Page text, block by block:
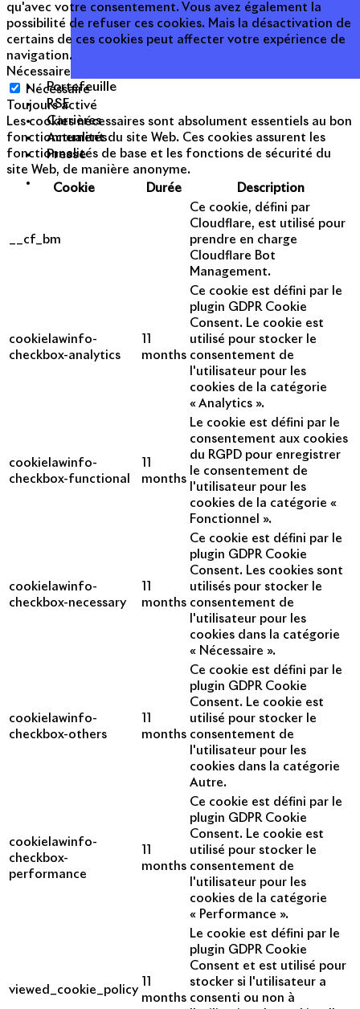
Portefeuille
RSE
Carrières
Actualités
Presse
qu'avec votre consentement. Vous avez également la
possibilité de refuser ces cookies. Mais la désactivation de
certains de ces cookies peut affecter votre expérience de
navigation.
Nécessaire
Nécessaire
Toujours activé
Les cookies nécessaires sont absolument essentiels au bon
fonctionnement du site Web. Ces cookies assurent les
fonctionnalités de base et les fonctions de sécurité du
site Web, de manière anonyme.
Cookie
Durée Description
__cf_bm
Ce cookie, défini par
Cloudflare, est utilisé pour
prendre en charge
Cloudflare Bot
Management.
cookielawinfo-
checkbox-analytics
months
Ce cookie est défini par le
plugin GDPR Cookie
Consent. Le cookie est
utilisé pour stocker le
consentement de
l'utilisateur pour les
cookies de la catégorie
« Analytics ».
cookielawinfo-
checkbox-functional
months
Le cookie est défini par le
consentement aux cookies
du RGPD pour enregistrer
le consentement de
l'utilisateur pour les
cookies de la catégorie «
Fonctionnel ».
cookielawinfo-
checkbox-necessary
months
Ce cookie est défini par le
plugin GDPR Cookie
Consent. Les cookies sont
utilisés pour stocker le
consentement de
l'utilisateur pour les
cookies dans la catégorie
« Nécessaire ».
cookielawinfo-
checkbox-others
months
Ce cookie est défini par le
plugin GDPR Cookie
Consent. Le cookie est
utilisé pour stocker le
consentement de
l'utilisateur pour les
cookies dans la catégorie
Autre.
cookielawinfo-
checkbox-
performance
months
Ce cookie est défini par le
plugin GDPR Cookie
Consent. Le cookie est
utilisé pour stocker le
consentement de
l'utilisateur pour les
cookies de la catégorie
« Performance ».
viewed_cookie_policy
months
Le cookie est défini par le
plugin GDPR Cookie
Consent et est utilisé pour
stocker si l'utilisateur a
consenti ou non à